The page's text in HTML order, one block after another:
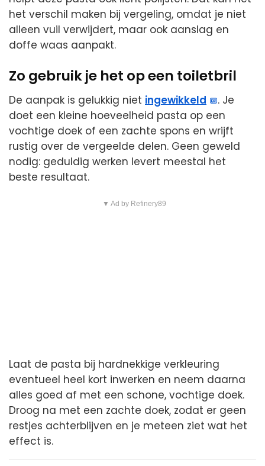
het verschil maken bij vergeling, omdat je niet
alleen vuil verwijdert, maar ook aanslag en
doffe waas aanpakt.
Zo gebruik je het op een toiletbril
De aanpak is gelukkig niet ingewikkeld
. Je
doet een kleine hoeveelheid pasta op een
vochtige doek of een zachte spons en wrijft
rustig over de vergeelde delen. Geen geweld
nodig: geduldig werken levert meestal het
beste resultaat.
▼ Ad by Refinery89
Laat de pasta bij hardnekkige verkleuring
eventueel heel kort inwerken en neem daarna
alles goed af met een schone, vochtige doek.
Droog na met een zachte doek, zodat er geen
restjes achterblijven en je meteen ziet wat het
effect is.